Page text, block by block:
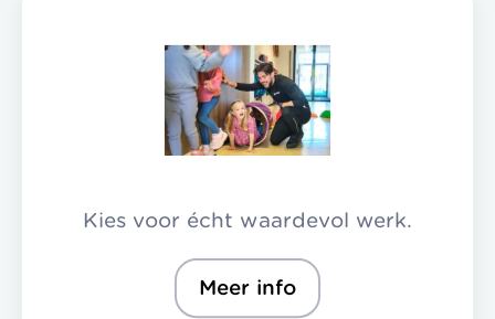
Kies voor écht waardevol werk.
Meer info